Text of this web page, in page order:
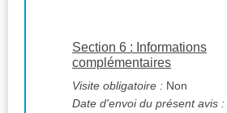
Section 6 : Informations
complémentaires
Visite obligatoire : Non
Date d'envoi du présent avis :